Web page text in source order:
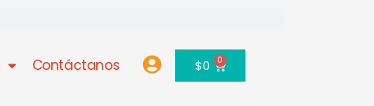
Contáctanos $0 0 Carrito